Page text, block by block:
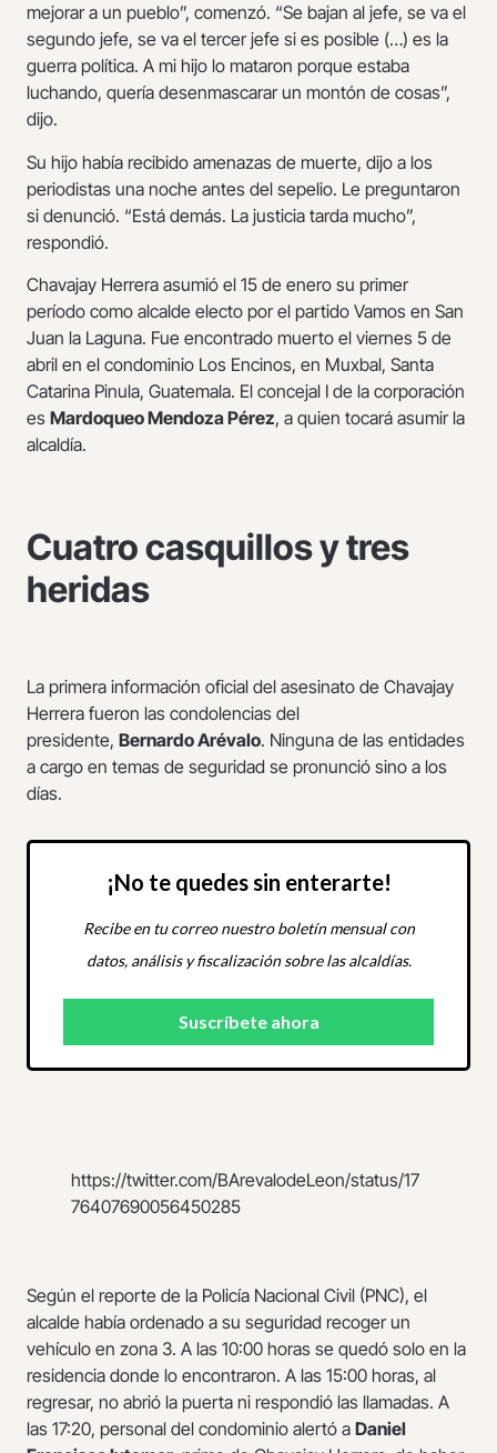
mejorar a un pueblo”, comenzó. “Se bajan al jefe, se va el
segundo jefe, se va el tercer jefe si es posible (…) es la
guerra política. A mi hijo lo mataron porque estaba
luchando, quería desenmascarar un montón de cosas”,
dijo.
Su hijo había recibido amenazas de muerte, dijo a los
periodistas una noche antes del sepelio. Le preguntaron
si denunció. “Está demás. La justicia tarda mucho”,
respondió.
Chavajay Herrera asumió el 15 de enero su primer
período como alcalde electo por el partido Vamos en San
Juan la Laguna. Fue encontrado muerto el viernes 5 de
abril en el condominio Los Encinos, en Muxbal, Santa
Catarina Pinula, Guatemala. El concejal I de la corporación
es Mardoqueo Mendoza Pérez, a quien tocará asumir la
alcaldía.
Cuatro casquillos y tres
heridas
La primera información oficial del asesinato de Chavajay
Herrera fueron las condolencias del
presidente, Bernardo Arévalo. Ninguna de las entidades
a cargo en temas de seguridad se pronunció sino a los
días.
¡No te quedes sin enterarte!
Recibe en tu correo nuestro boletín mensual con
datos, análisis y fiscalización sobre las alcaldías.
https://twitter.com/BArevalodeLeon/status/17
76407690056450285
Según el reporte de la Policía Nacional Civil (PNC), el
alcalde había ordenado a su seguridad recoger un
vehículo en zona 3. A las 10:00 horas se quedó solo en la
residencia donde lo encontraron. A las 15:00 horas, al
regresar, no abrió la puerta ni respondió las llamadas. A
las 17:20, personal del condominio alertó a Daniel